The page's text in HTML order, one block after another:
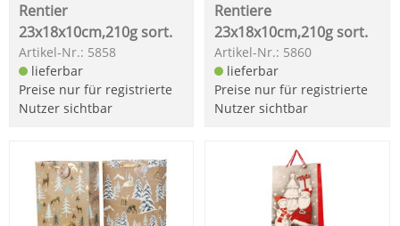
Rentier
23x18x10cm,210g sort.
Artikel-Nr.: 5858
lieferbar
Preise nur für registrierte
Nutzer sichtbar
Rentiere
23x18x10cm,210g sort.
Artikel-Nr.: 5860
lieferbar
Preise nur für registrierte
Nutzer sichtbar